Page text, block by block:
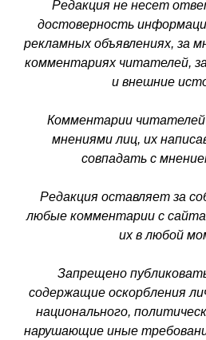
Редакция не несет
достоверность
рекламных объявлениях, за
комментариях читателей,
и внешние
Комментарии
мнениями лиц, их
совпадать с
Редакция оставляет за
любые комментарии с
их в любой
Запрещено
содержащие оскорбления
национального,
нарушающие иные